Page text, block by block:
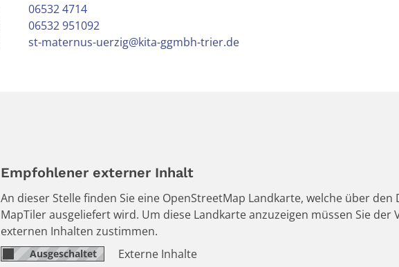
06532 4714
06532 951092
st-maternus-uerzig@kita-ggmbh-trier.de
Empfohlener externer Inhalt
An dieser Stelle finden Sie eine OpenStreetMap Landkarte, welche über den
MapTiler ausgeliefert wird. Um diese Landkarte anzuzeigen müssen Sie der
externen Inhalten zustimmen.
Externe Inhalte